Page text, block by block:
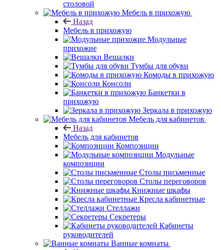
столовой
Мебель в прихожую
Назад
Мебель в прихожую
Модульные
прихожие
Вешалки
Тумбы для обуви
Комоды в прихожую
Консоли
Банкетки в
прихожую
Зеркала в прихожую
Мебель для кабинетов
Назад
Мебель для кабинетов
Композиции
Модульные
композиции
Столы письменные
Столы переговоров
Книжные шкафы
Кресла кабинетные
Стеллажи
Секретеры
Кабинеты
руководителей
Ванные комнаты